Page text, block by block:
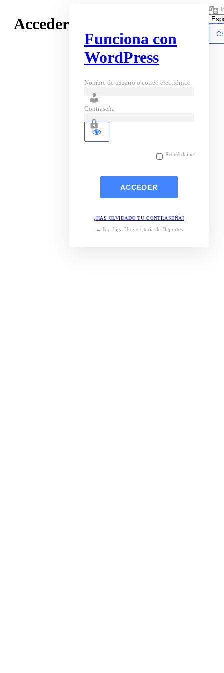
Acceder
Funciona con
WordPress
Nombre de usuario o correo electrónico
Contraseña
Recuérdame
¿HAS OLVIDADO TU CONTRASEÑA?
← Ir a Liga Universitaria de Deportes